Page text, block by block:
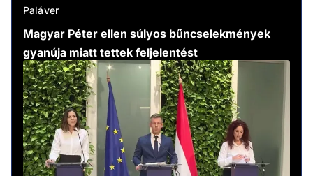
Paláver
Magyar Péter ellen súlyos bűncselekmények
gyanúja miatt tettek feljelentést